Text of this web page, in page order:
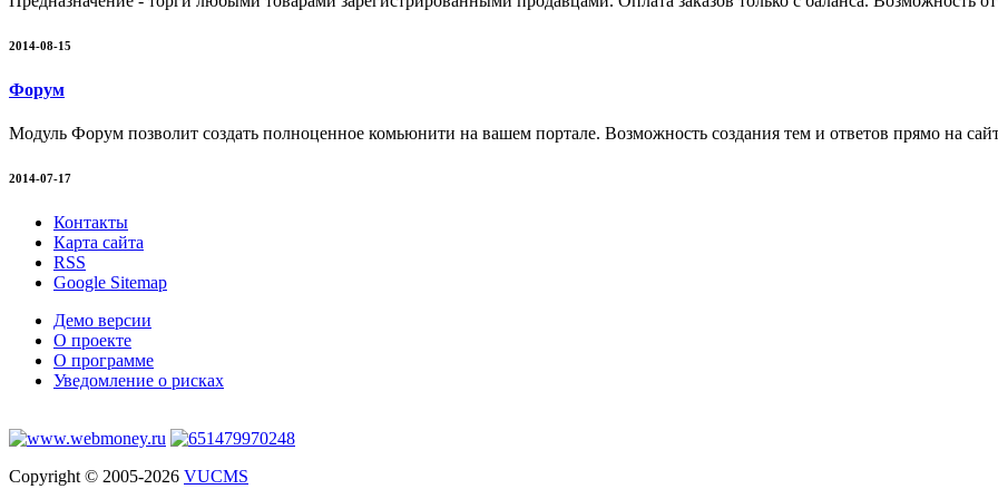
2014-08-15
Форум
Модуль Форум позволит создать полноценное комьюнити на вашем портале. Возможность создания тем и ответов прямо на
2014-07-17
Контакты
Карта сайта
RSS
Google Sitemap
Демо версии
О проекте
О программе
Уведомление о рисках
Copyright © 2005-2026 VUCMS